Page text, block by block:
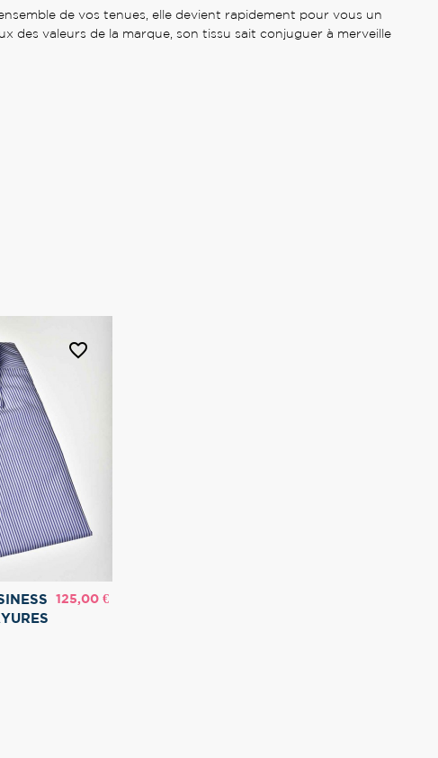
de vos tenues, elle devient rapidement pour vous un
des valeurs de la marque, son tissu sait conjuguer à merveille
favorite_border
Prix
125,00 €